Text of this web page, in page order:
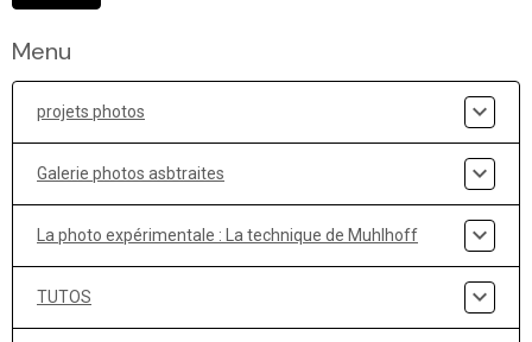
Menu
projets photos
Galerie photos asbtraites
La photo expérimentale : La technique de Muhlhoff
TUTOS